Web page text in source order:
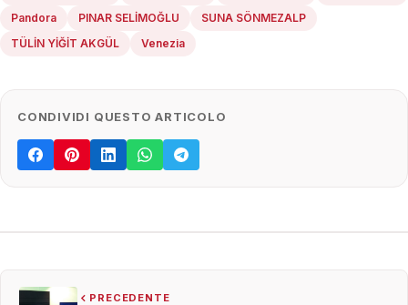
Pandora
PINAR SELİMOĞLU
SUNA SÖNMEZALP
TÜLİN YİĞİT AKGÜL
Venezia
CONDIVIDI QUESTO ARTICOLO
PRECEDENTE